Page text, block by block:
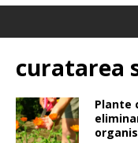
curatarea
Plante